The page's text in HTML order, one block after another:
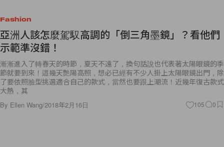
Fashion
亞洲人該怎麼駕馭高調的「倒三角墨鏡」？看他們
示範準沒錯！
漸漸進入了轉春天的時節，夏天不遠了，換句話說也代表著太陽眼鏡的季
節就要到來！這幾天艷陽高照，想必已經有不少人掛上太陽眼鏡出門，除
了要依照臉型挑選適合自己的款式，當然也要跟上潮流！近幾年復古款式
大熱，其
By Ellen Wang/2018年2月16日 105 0